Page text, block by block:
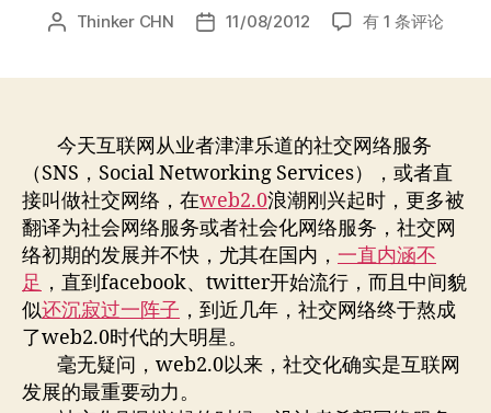
文 Thinker CHN
发 11/08/2012
社
有 1 条评论
今天互联网从业者津津乐道的社交网络服务
（SNS，Social Networking Services），或者直
接叫做社交网络，在web2.0浪潮刚兴起时，更多被
翻译为社会网络服务或者社会化网络服务，社交网
络初期的发展并不快，尤其在国内， 一直内涵不
足 ，直到facebook、twitter开始流行，而且中间貌
似还沉寂过一阵子 ，到近几年，社交网络终于熬成
了web2.0时代的大明星。
毫无疑问，web2.0以来，社交化确实是互联网
发展的最重要动力。